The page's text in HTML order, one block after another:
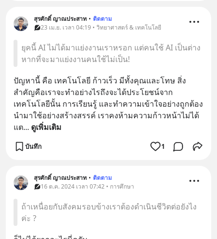
สุรศักดิ์ ญาณประสาท • ติดตาม
23 เม.ย. เวลา 04:19 • วิทยาศาสตร์ & เทคโนโลยี
ยุคนี้ AI ไม่ได้มาแย่งงานเราหรอก แต่คนใช้ AI เป็นต่าง
หากที่จะมาแย่งงานคนใช้ไม่เป็น!
ปัญหานี้ คือ เทคโนโลยี ก้าวเร็ว มีทั้งคุณและโทษ สิ่ง
สำคัญคือเราจะทำอย่างไรถึงจะได้ประโยชน์จาก
เทคโนโลยีนั้น การเรียนรู้ และทำความเข้าใจอย่างถูกต้อง
นำมาใช้อย่างสร้างสรรค์ เราคงห้ามความก้าวหน้าไม่ได้
แต... ดูเพิ่มเติม
บันทึก 1
สุรศักดิ์ ญาณประสาท • ติดตาม
16 ต.ค. 2024 เวลา 07:42 • การศึกษา
ถ้าเหนื่อยกับสังคมรอบข้างเราต้องดำเนินชีวิตต่อยังไง
ค่ะ ?